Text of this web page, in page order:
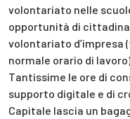
volontariato nelle
opportunità di
volontariato
normale orario di
Tantissime le ore di
supporto digitale e di
Capitale lascia un